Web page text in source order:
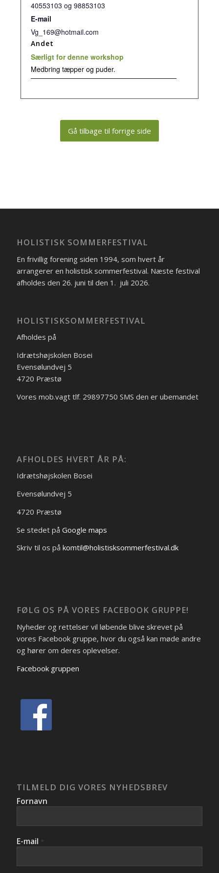
40553103 og 98853103
E-mail
Vg_169@hotmail.com
Andet
Særligt for denne workshop
Medbring tæpper og puder.
Gå tilbage til forrige side
HOLISTISK SOMMERFESTIVAL
En frivillig forening siden 1994, som hvert år
arrangerer en holistisk sommerfestival. Næste festival
afholdes den 26. juni til den 1. juli 2026.
HOLISTISKSOMMERFESTIVAL
Afholdes på
Idrætshøjskolen Bosei
Evensølundvej 5
4720 Præstø
Vores mob.vagt tlf. 29897750 SMS den er ubemandet
AFHOLDES HVERT ÅR PÅ:
Idrætshøjskolen Bosei
Evensølundvej 5
4720 Præstø
Se stedet på Google maps
Skriv til os på komtil@holistisksommerfestival.dk
FØLG OS PÅ VORES FACEBOOK GRUPPE!
Nyheder og rettelser vil løbende blive skrevet på
vores Facebook gruppe, hvor du også kan møde andre
og hører om deres oplevelser.
Facebook gruppen
TILMELD DIG VORES NYHEDSBREV
Fornavn
E-mail *